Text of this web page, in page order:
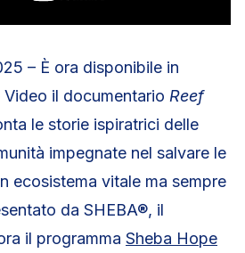
– È ora disponibile in
il documentario Reef
le storie ispiratrici delle
impegnate nel salvare le
ecosistema vitale ma sempre
da SHEBA®, il
il programma Sheba Hope